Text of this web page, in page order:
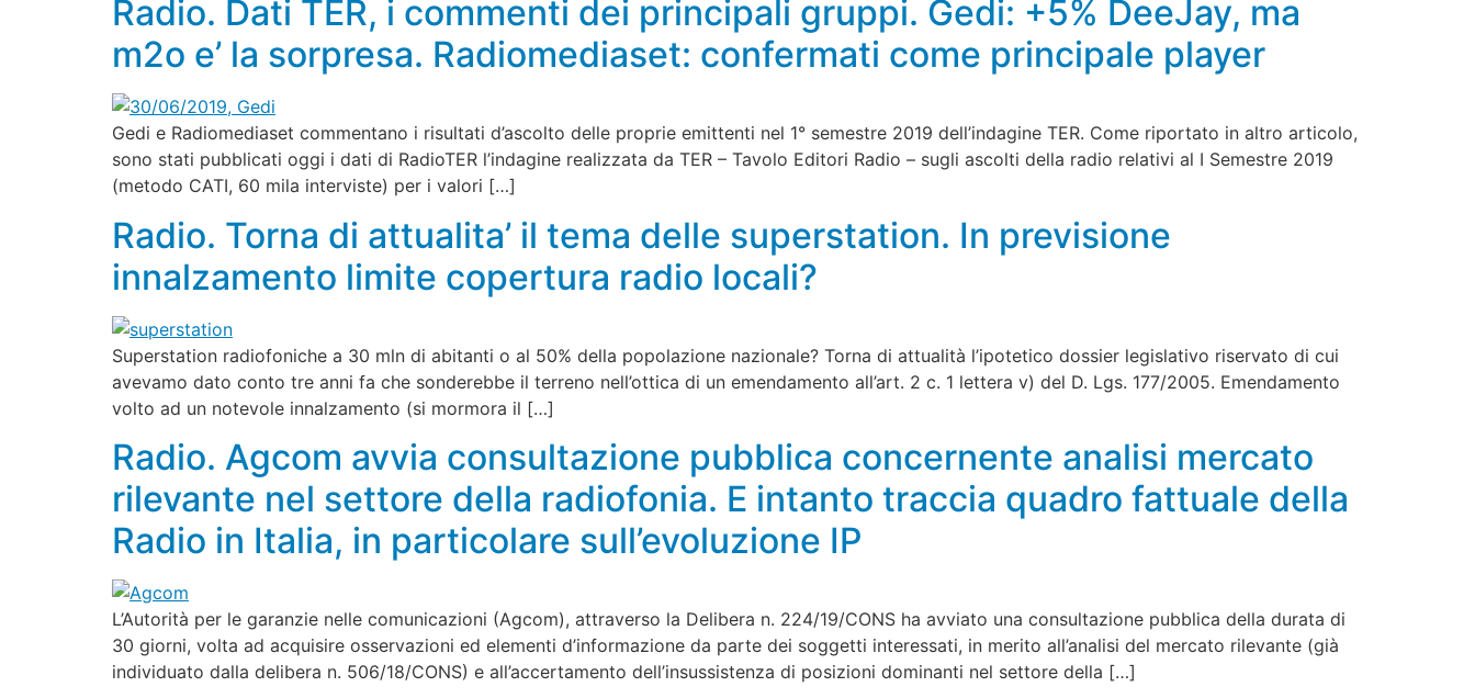
Radio. Dati TER, i commenti dei principali gruppi. Gedi: +5% DeeJay, ma
m2o e’ la sorpresa. Radiomediaset: confermati come principale player
Gedi e Radiomediaset commentano i risultati d’ascolto delle proprie emittenti nel 1° semestre 2019 dell’indagine TER. Come riportato in altro articolo,
sono stati pubblicati oggi i dati di RadioTER l’indagine realizzata da TER – Tavolo Editori Radio – sugli ascolti della radio relativi al I Semestre 2019
(metodo CATI, 60 mila interviste) per i valori […]
Radio. Torna di attualita’ il tema delle superstation. In previsione
innalzamento limite copertura radio locali?
Superstation radiofoniche a 30 mln di abitanti o al 50% della popolazione nazionale? Torna di attualità l’ipotetico dossier legislativo riservato di cui
avevamo dato conto tre anni fa che sonderebbe il terreno nell’ottica di un emendamento all’art. 2 c. 1 lettera v) del D. Lgs. 177/2005. Emendamento
volto ad un notevole innalzamento (si mormora il […]
Radio. Agcom avvia consultazione pubblica concernente analisi mercato
rilevante nel settore della radiofonia. E intanto traccia quadro fattuale della
Radio in Italia, in particolare sull’evoluzione IP
L’Autorità per le garanzie nelle comunicazioni (Agcom), attraverso la Delibera n. 224/19/CONS ha avviato una consultazione pubblica della durata di
30 giorni, volta ad acquisire osservazioni ed elementi d’informazione da parte dei soggetti interessati, in merito all’analisi del mercato rilevante (già
individuato dalla delibera n. 506/18/CONS) e all’accertamento dell’insussistenza di posizioni dominanti nel settore della […]